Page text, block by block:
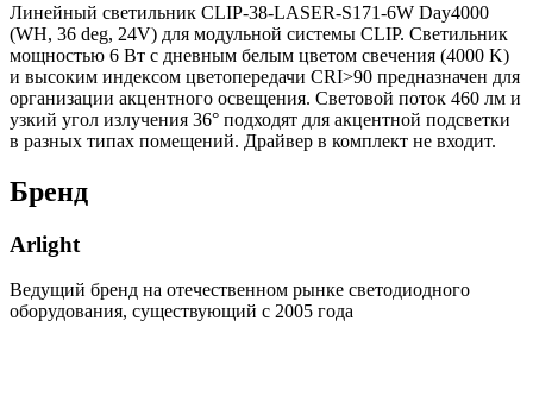
Линейный светильник CLIP-38-LASER-S171-6W Day4000
(WH, 36 deg, 24V) для модульной системы CLIP. Светильник
мощностью 6 Вт с дневным белым цветом свечения (4000 K)
и высоким индексом цветопередачи CRI>90 предназначен для
организации акцентного освещения. Световой поток 460 лм и
узкий угол излучения 36° подходят для акцентной подсветки
в разных типах помещений. Драйвер в комплект не входит.
Бренд
Arlight
Ведущий бренд на отечественном рынке светодиодного
оборудования, существующий с 2005 года